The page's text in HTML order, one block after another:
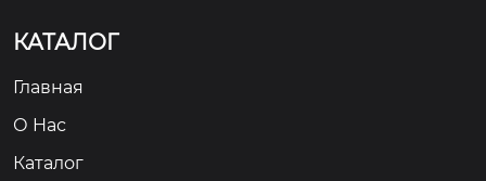
КАТАЛОГ
Главная
О Hас
Каталог